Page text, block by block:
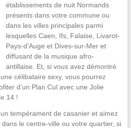
établissements de nuit Normands
présents dans votre commune ou
dans les villes principales parmi
lesquelles Caen, Ifs, Falaise, Livarot-
Pays-d’Auge et Dives-sur-Mer et
diffusant de la musique afro-
antillaise. Et, si vous avez démontré
célibataire sexy, vous pourrez
d’un Plan Cul avec une Jolie
14 !
tempérament de casanier et aimez
le centre-ville ou votre quartier, si